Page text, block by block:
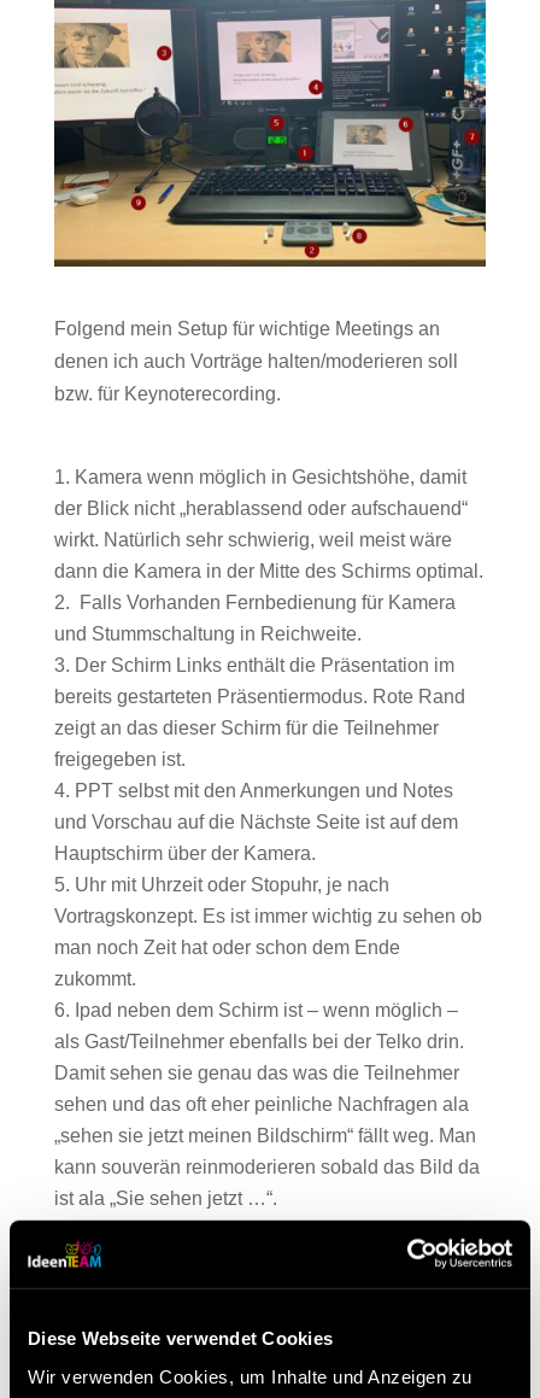
Diese Webseite verwendet Cookies
Wir verwenden Cookies, um Inhalte und Anzeigen zu
Folgend mein Setup für wichtige Meetings an
denen ich auch Vorträge halten/moderieren soll
bzw. für Keynoterecording.
Kamera wenn möglich in Gesichtshöhe, damit
der Blick nicht „herablassend oder aufschauend“
wirkt. Natürlich sehr schwierig, weil meist wäre
dann die Kamera in der Mitte des Schirms optimal.
Falls Vorhanden Fernbedienung für Kamera
und Stummschaltung in Reichweite.
Der Schirm Links enthält die Präsentation im
bereits gestarteten Präsentiermodus. Rote Rand
zeigt an das dieser Schirm für die Teilnehmer
freigegeben ist.
PPT selbst mit den Anmerkungen und Notes
und Vorschau auf die Nächste Seite ist auf dem
Hauptschirm über der Kamera.
Uhr mit Uhrzeit oder Stopuhr, je nach
Vortragskonzept. Es ist immer wichtig zu sehen ob
man noch Zeit hat oder schon dem Ende
zukommt.
Ipad neben dem Schirm ist – wenn möglich –
als Gast/Teilnehmer ebenfalls bei der Telko drin.
Damit sehen sie genau das was die Teilnehmer
sehen und das oft eher peinliche Nachfragen ala
„sehen sie jetzt meinen Bildschirm“ fällt weg. Man
kann souverän reinmoderieren sobald das Bild da
ist ala „Sie sehen jetzt …“.
Hals oder austrocknen müssen bekämpft werden
können.
Tonproblemen die Mikro/Kamerafunktion